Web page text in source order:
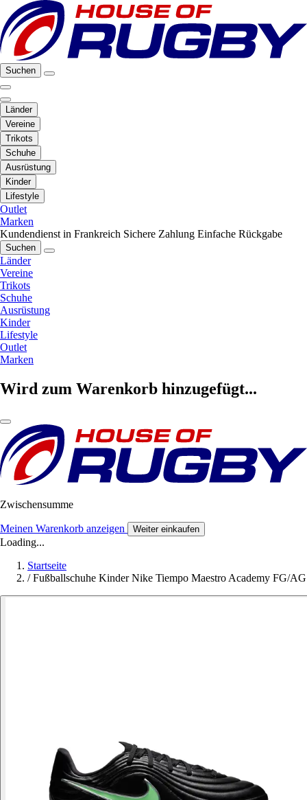
Suchen
Länder
Vereine
Trikots
Schuhe
Ausrüstung
Kinder
Lifestyle
Outlet
Marken
Kundendienst in Frankreich Sichere Zahlung Einfache Rückgabe
Suchen
Länder
Vereine
Trikots
Schuhe
Ausrüstung
Kinder
Lifestyle
Outlet
Marken
Wird zum Warenkorb hinzugefügt...
Zwischensumme
Meinen Warenkorb anzeigen Weiter einkaufen
Loading...
Startseite
/ Fußballschuhe Kinder Nike Tiempo Maestro Academy FG/AG